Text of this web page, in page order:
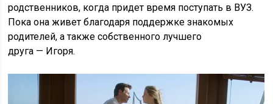
родственников, когда придет время поступать в ВУЗ.
Пока она живет благодаря поддержке знакомых
родителей, а также собственного лучшего
друга — Игоря.